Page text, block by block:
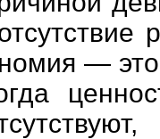
— это